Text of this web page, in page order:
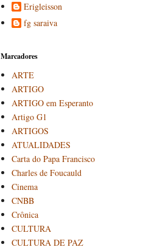
Erigleisson
fg saraiva
Marcadores
ARTE
ARTIGO
ARTIGO em Esperanto
Artigo G1
ARTIGOS
ATUALIDADES
Carta do Papa Francisco
Charles de Foucauld
Cinema
CNBB
Crônica
CULTURA
CULTURA DE PAZ